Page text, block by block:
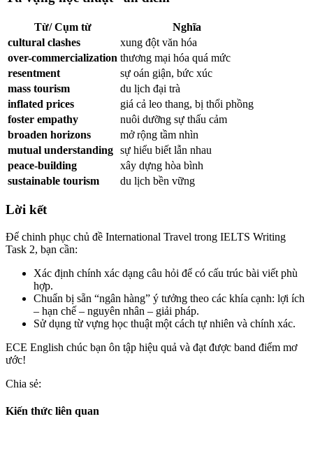
Từ/ Cụm từ
Nghĩa
cultural clashes
xung đột văn hóa
over-commercialization thương mại hóa quá mức
resentment
sự oán giận, bức xúc
mass tourism
du lịch đại trà
inflated prices
giá cả leo thang, bị thổi phồng
foster empathy
nuôi dưỡng sự thấu cảm
broaden horizons
mở rộng tầm nhìn
mutual understanding sự hiểu biết lẫn nhau
peace-building
xây dựng hòa bình
sustainable tourism
du lịch bền vững
Lời kết
Để chinh phục chủ đề International Travel trong IELTS Writing
Task 2, bạn cần:
Xác định chính xác dạng câu hỏi để có cấu trúc bài viết phù
hợp.
Chuẩn bị sẵn “ngân hàng” ý tưởng theo các khía cạnh: lợi ích
– hạn chế – nguyên nhân – giải pháp.
Sử dụng từ vựng học thuật một cách tự nhiên và chính xác.
ECE English chúc bạn ôn tập hiệu quả và đạt được band điểm mơ
ước!
Chia sẻ:
Kiến thức liên quan